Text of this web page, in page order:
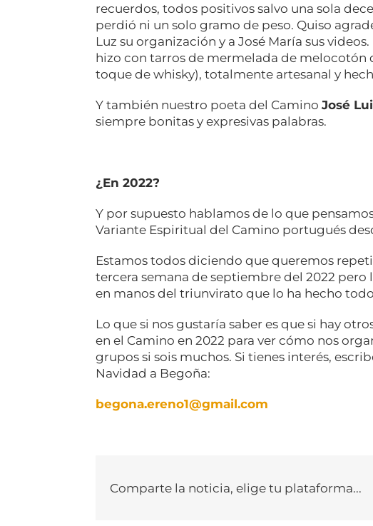
recuerdos, todos positivos salvo una sola
perdió ni un solo gramo de peso. Quiso
Luz su organización y a José María sus
hizo con tarros de mermelada de melocotón
toque de whisky), totalmente artesanal y
Y también nuestro poeta del CaminoJosé
siempre bonitas y expresivas palabras.
¿En 2022?
Y por supuesto hablamos de lo que
Variante Espiritual del Camino portugués
Estamos todos diciendo que queremos
tercera semana de septiembre del 2022 pero
en manos del triunvirato que lo ha hecho
Lo que si nos gustaría saber es que si hay
en el Camino en 2022 para ver cómo nos
grupos si sois muchos. Si tienes interés,
Navidad a Begoña:
begona.ereno1@gmail.com
Comparte la noticia, elige tu plataforma...